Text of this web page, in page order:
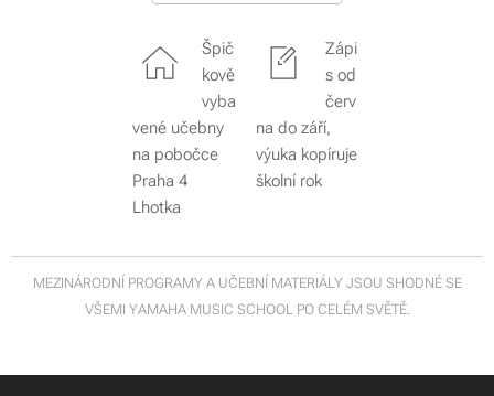
Špič
kově
vyba
vené učebny
na pobočce
Praha 4
Lhotka
Zápi
s od
červ
na do září,
výuka kopíruje
školní rok
MEZINÁRODNÍ PROGRAMY A UČEBNÍ MATERIÁLY JSOU SHODNÉ SE
VŠEMI YAMAHA MUSIC SCHOOL PO CELÉM SVĚTĚ.